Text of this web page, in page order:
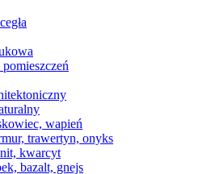
wapień
trawertyn, onyks
kwarcyt
bazalt, gnejs